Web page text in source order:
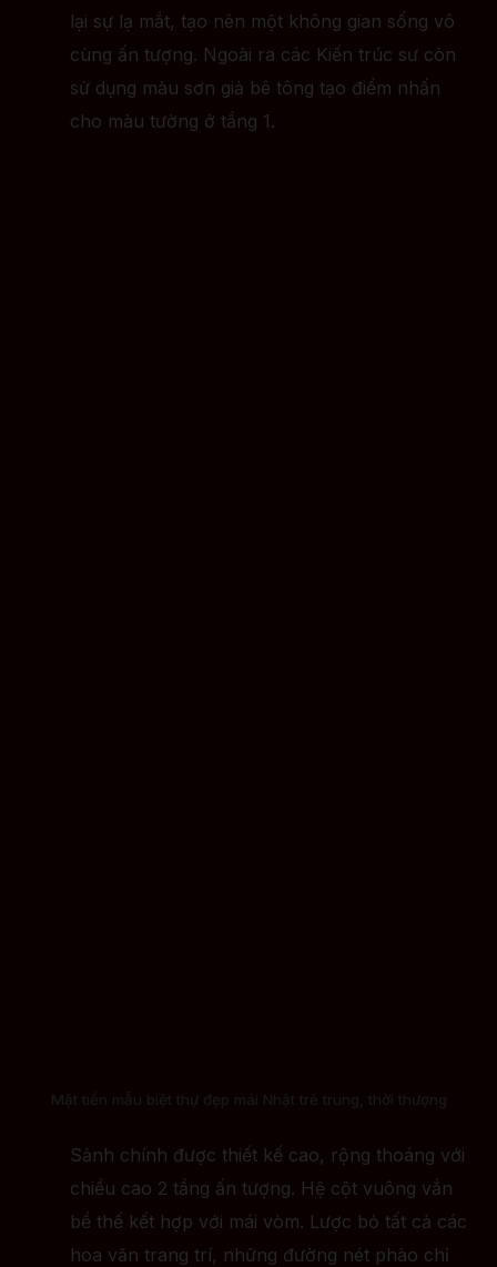
lại sự lạ mắt, tạo nên một không gian sống vô
cùng ấn tượng. Ngoài ra các Kiến trúc sư còn
sử dụng màu sơn giả bê tông tạo điểm nhấn
cho màu tường ở tầng 1.
Mặt tiền mẫu biệt thự đẹp mái Nhật trẻ trung, thời thượng
Sảnh chính được thiết kế cao, rộng thoáng với
chiều cao 2 tầng ấn tượng. Hệ cột vuông vắn
bề thế kết hợp với mái vòm. Lược bỏ tất cả các
hoa văn trang trí, những đường nét phào chỉ